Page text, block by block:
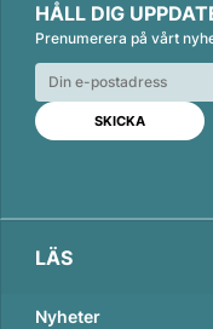
n
k
e
d
n
c
e
b
o
o
k
a
i
l
HÅLL DIG
Prenumerera på vårt
LÄS
Nyheter